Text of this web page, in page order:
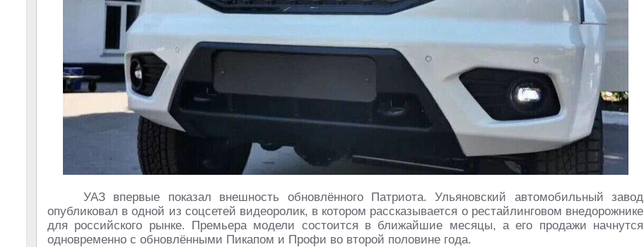
УАЗ впервые показал внешность обновлённого Патриота. Ульяновский автомобильный завод
опубликовал в одной из соцсетей видеоролик, в котором рассказывается о рестайлинговом внедорожнике
для российского рынке. Премьера модели состоится в ближайшие месяцы, а его продажи начнутся
одновременно с обновлёнными Пикапом и Профи во второй половине года.